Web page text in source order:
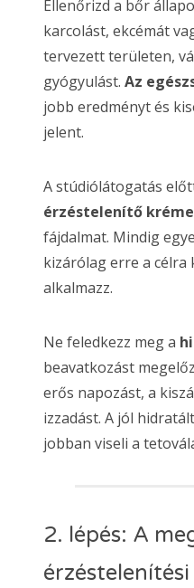
Ellenőrizd a bőr
karcolást, ekcémát
tervezett területen,
gyógyulást. Az
jobb eredményt és
jelent.
A stúdiólátogatás
érzéstelenítő
fájdalmat. Mindig
kizárólag erre a
alkalmazz.
Ne feledkezz meg a
beavatkozást
erős napozást, a
izzadást. A jól
jobban viseli a
2. lépés: A